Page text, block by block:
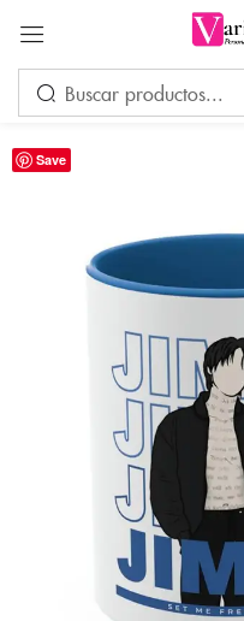
Save
trece + 4 =
Recuérdame